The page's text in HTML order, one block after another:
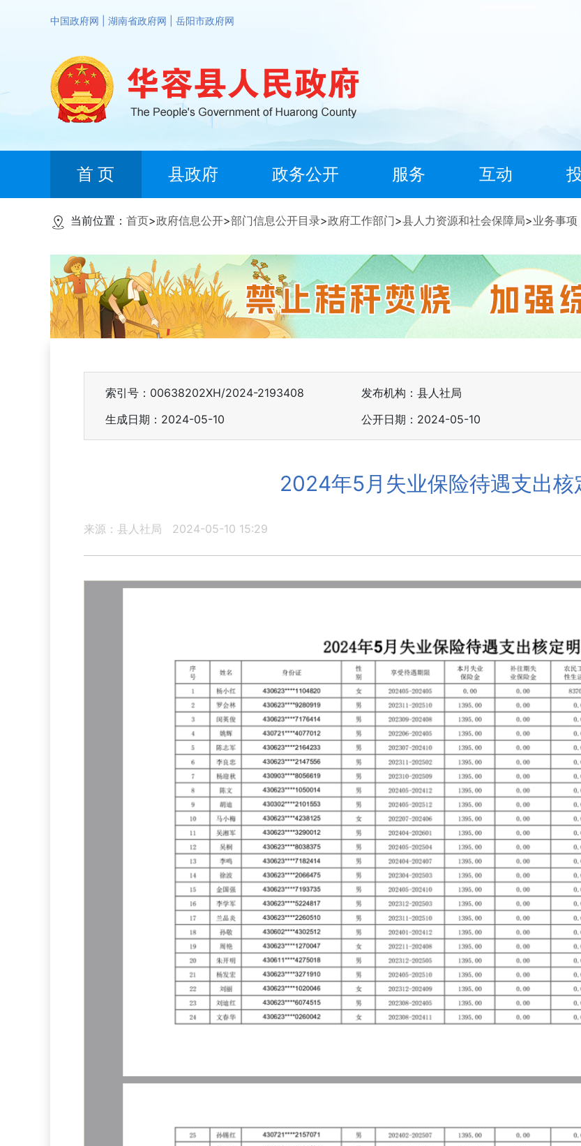
中国政府网 湖南省政府网 岳阳市政府网
首 页 县政府 政务公开 服务 互动
当前位置： 首页>政府信息公开>部门信息公开目录>政府工作部门>县人力资源和社会保障局>业务事项
索引号：00638202XH/2024-2193408 发布机构：县人社局
生成日期：2024-05-10
公开日期：2024-05-10
2024年5月失业保险待遇支出核
来源：县人社局 2024-05-10 15:29